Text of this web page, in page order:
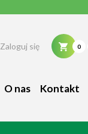
Zaloguj się 0
O nas Kontakt